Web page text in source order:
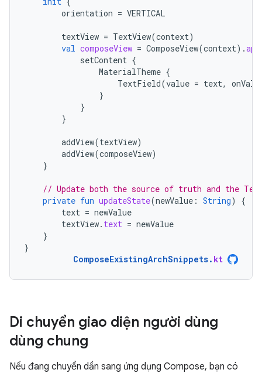
orientation = VERTICAL
textView = TextView(context)
val composeView = ComposeView(context).
setContent {
MaterialTheme {
TextField(value = text,
}
}
}
addView(textView)
addView(composeView)
}
// Update both the source of truth and the
private fun updateState(newValue : String)
{
text = newValue
textView. text = newValue
}
}
ComposeExistingArchSnippets. kt
Di chuyển giao diện người dùng
dùng chung
Nếu đang chuyển dần sang ứng dụng Compose, bạn có